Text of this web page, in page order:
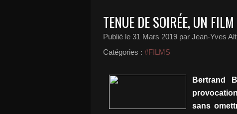
TENUE DE SOIRÉE, UN
Publié le 31 Mars 2019 par Jean-Yves Alt
Catégories : #FILMS
Bertrand
sans